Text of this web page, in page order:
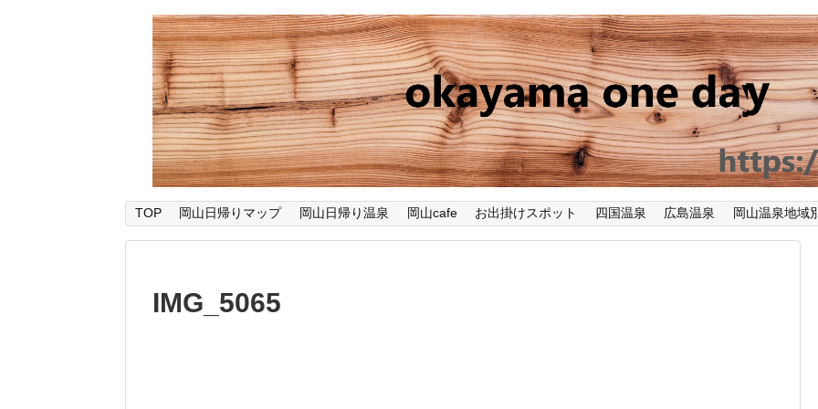
TOP 岡山日帰りマップ 岡山日帰り温泉 岡山cafe お出掛けスポット 四国温泉 広島温泉 岡山温泉地域
IMG_5065